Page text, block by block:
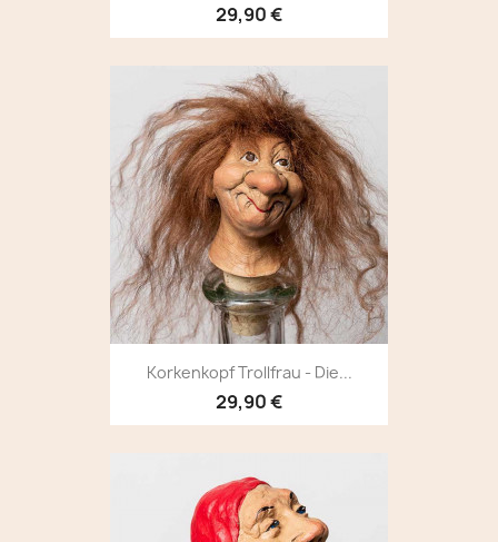
29,90 €
Korkenkopf Trollfrau - Die...
29,90 €